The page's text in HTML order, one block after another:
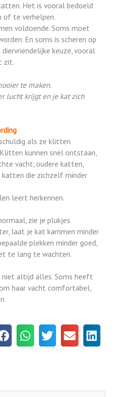
Het is vooral bedoeld
of te verhelpen.
voldoende. Soms moet
En soms is scheren op
keuze, vooral
zit.
te maken.
lucht krijgt en je kat zich
als ze klitten
kunnen snel ontstaan,
vacht, oudere katten,
die zichzelf minder
leert herkennen.
zie je plukjes
laat je kat kammen minder
plekken minder goed,
te lang te wachten.
niet altijd alles. Soms heeft
haar vacht comfortabel,